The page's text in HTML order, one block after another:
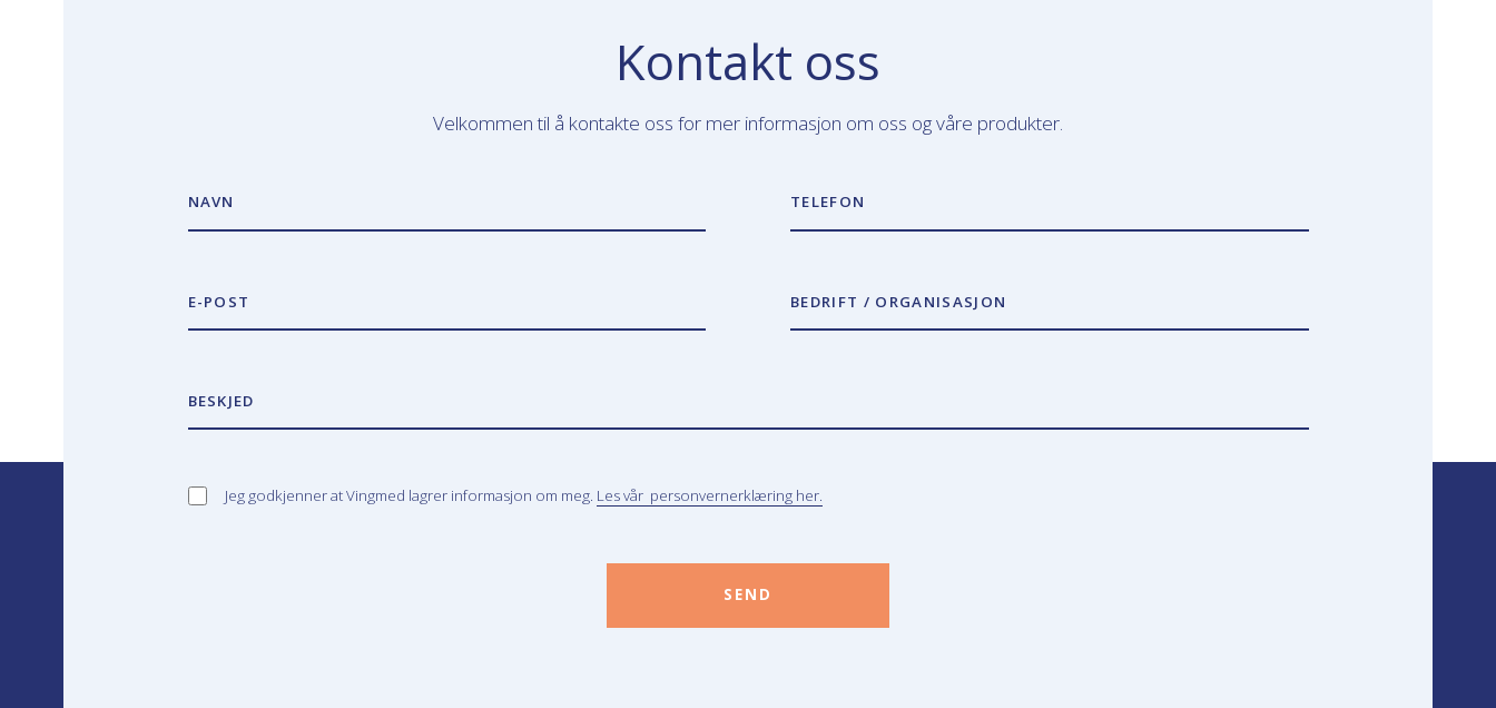
Kontakt oss
Velkommen til å kontakte oss for mer informasjon om oss og våre produkter.
NAVN TELEFON
E-POST BEDRIFT / ORGANISASJON
BESKJED
Jeg godkjenner at Vingmed lagrer informasjon om meg. Les vår personvernerklæring her.
SEND